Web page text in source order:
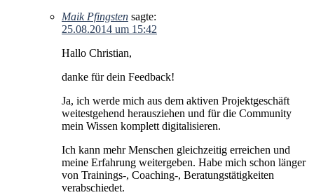
Maik Pfingsten sagte:
25.08.2014 um 15:42
Hallo Christian,
danke für dein Feedback!
Ja, ich werde mich aus dem aktiven Projektgeschäft
weitestgehend herausziehen und für die Community
mein Wissen komplett digitalisieren.
Ich kann mehr Menschen gleichzeitig erreichen und
meine Erfahrung weitergeben. Habe mich schon länger
von Trainings-, Coaching-, Beratungstätigkeiten
verabschiedet.